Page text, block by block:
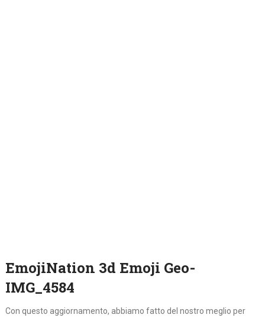
EmojiNation 3d Emoji Geo-
IMG_4584
Con questo aggiornamento, abbiamo fatto del nostro meglio per